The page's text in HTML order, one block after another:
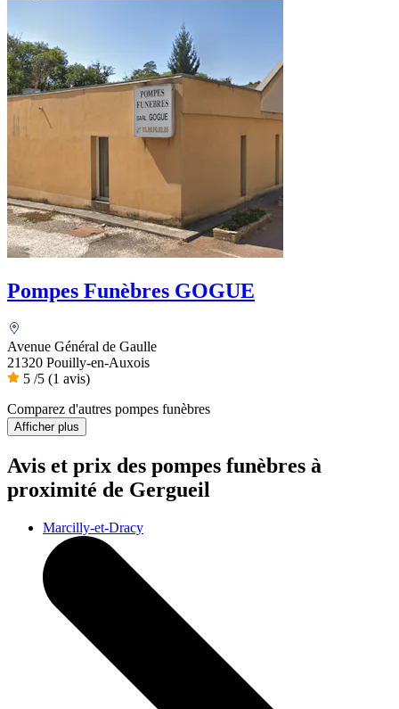
Pompes Funèbres GOGUE
Avenue Général de Gaulle
21320 Pouilly-en-Auxois
5 /5 (1 avis)
Comparez d'autres pompes funèbres
Afficher plus
Avis et prix des pompes funèbres à
proximité de Gergueil
Marcilly-et-Dracy